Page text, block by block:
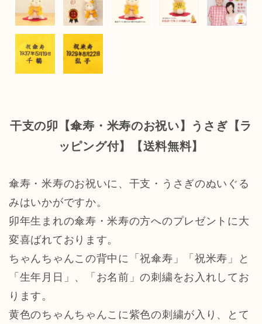
干支の卯【傘寿・米寿のお祝い】うさぎ【ラ
ッピング付】【送料無料】
傘寿・米寿のお祝いに、干支・うさぎのぬいぐる
みはいかがですか。
卯年生まれの傘寿・米寿の方へのプレゼントに大
変喜ばれております。
ちゃんちゃんこの背中に「祝傘寿」「祝米寿」と
「生年月日」、「お名前」の刺繍をお入れしてお
ります。
黄色のちゃんちゃんこに紫色の刺繍が入り、とて